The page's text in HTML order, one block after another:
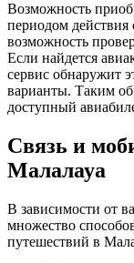
Возможность
периодом
возможность
Если найдется
сервис обнаружит
варианты. Таким
доступный
Связь и
Малалауа
В зависимости от
множество
путешествий в